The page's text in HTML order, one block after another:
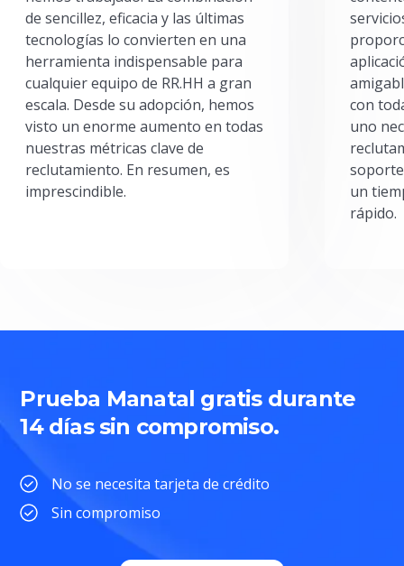
de sencillez, eficacia y las últimas
tecnologías lo convierten en una
herramienta indispensable para
cualquier equipo de RR.HH a gran
escala. Desde su adopción, hemos
visto un enorme aumento en todas
nuestras métricas clave de
reclutamiento. En resumen, es
imprescindible.
con
uno
un
rápido.
Prueba Manatal gratis durante
14 días sin compromiso.
No se necesita tarjeta de crédito
Sin compromiso